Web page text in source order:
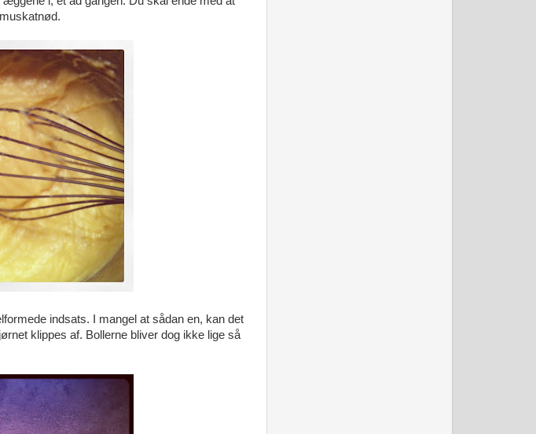
indsats. I mangel at sådan en, kan det
klippes af. Bollerne bliver dog ikke lige så